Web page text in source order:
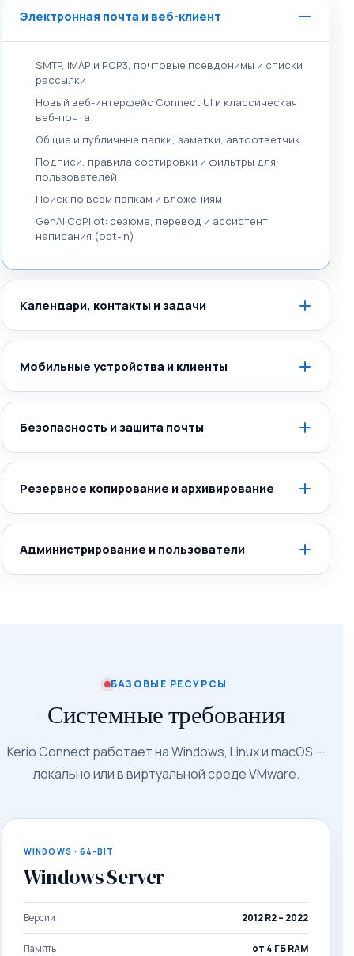
Электронная почта и веб-клиент
SMTP, IMAP и POP3, почтовые псевдонимы и списки
рассылки
Новый веб-интерфейс Connect UI и классическая
веб-почта
Общие и публичные папки, заметки, автоответчик
Подписи, правила сортировки и фильтры для
пользователей
Поиск по всем папкам и вложениям
GenAI CoPilot: резюме, перевод и ассистент
написания (opt-in)
Календари, контакты и задачи
Мобильные устройства и клиенты
Безопасность и защита почты
Резервное копирование и архивирование
Администрирование и пользователи
БАЗОВЫЕ РЕСУРСЫ
Системные требования
Kerio Connect работает на Windows, Linux и macOS —
локально или в виртуальной среде VMware.
WINDOWS · 64-BIT
Windows Server
Версии 2012 R2 – 2022
Память от 4 ГБ RAM